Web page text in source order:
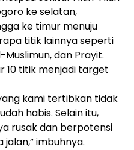
ke selatan,
ke timur menuju
titik lainnya seperti
dan Prayit.
10 titik menjadi target
kami tertibkan tidak
habis. Selain itu,
rusak dan berpotensi
imbuhnya.